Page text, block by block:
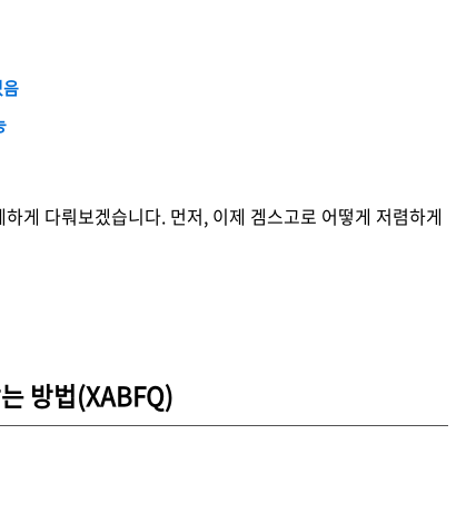
게 다뤄보겠습니다. 먼저, 이제 겜스고로 어떻게 저렴하게
방법(XABFQ)